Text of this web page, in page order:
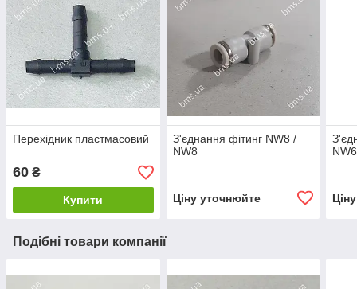
Перехідник пластмасовий
60 ₴
Купити
З'єднання фітинг NW8 /
NW8
Ціну уточнюйте
NW6
Подібні товари компанії